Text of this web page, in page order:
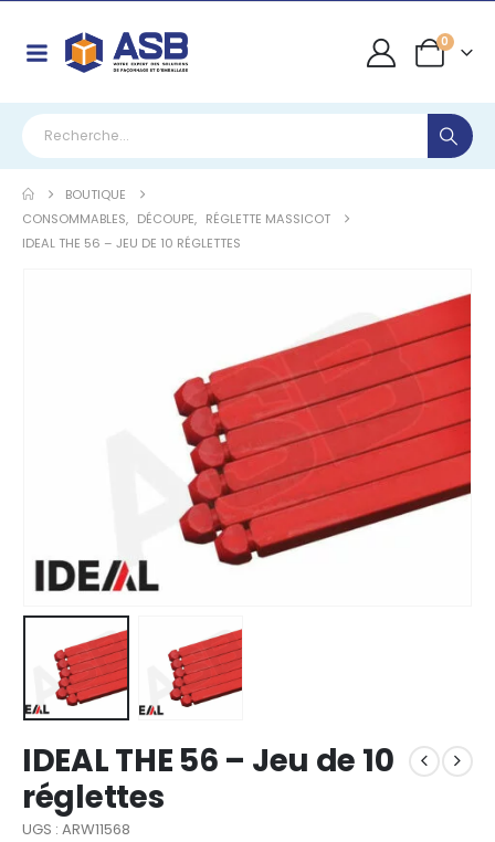
0
BOUTIQUE
CONSOMMABLES, DÉCOUPE, RÉGLETTE MASSICOT
IDEAL THE 56 – JEU DE 10 RÉGLETTES
IDEAL THE 56 – Jeu de 10
réglettes
UGS : ARW11568